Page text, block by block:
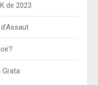
de 2023
Grata